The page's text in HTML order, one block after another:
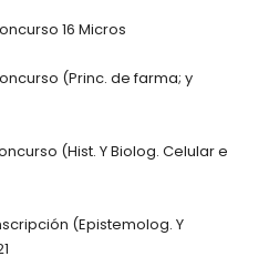
16 Micros
(Princ. de farma; y
(Hist. Y Biolog. Celular e
(Epistemolog. Y